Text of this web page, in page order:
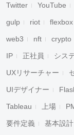
Twitter YouTube
gulp riot flexbox
web3 nft crypto
IP 正社員 シス
UXリサーチャー
UIデザイナー
Tableau 上場
要件定義 基本設計